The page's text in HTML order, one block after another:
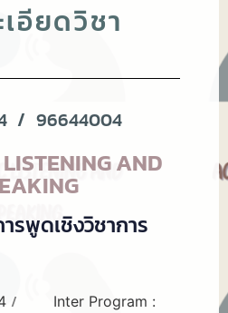
อียดวิชา
/ 96644004
AND
รพูดเชิงวิชาการ
/
Inter Program :